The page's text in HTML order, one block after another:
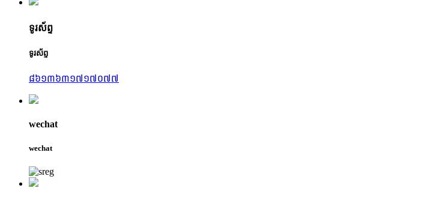
ទូរស័ព្ទ
ទូរស័ព្ទ
៨៦១៣៦៣១៧១៧០៧៧
wechat
wechat